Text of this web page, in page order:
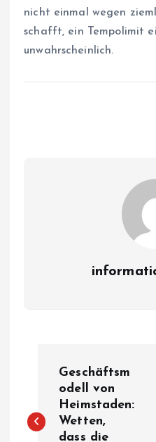
nicht einmal wegen
schafft, ein Tempolimit
unwahrscheinlich.
s
Geschäftsm
odell von
Heimstaden:
Wetten,
dass die